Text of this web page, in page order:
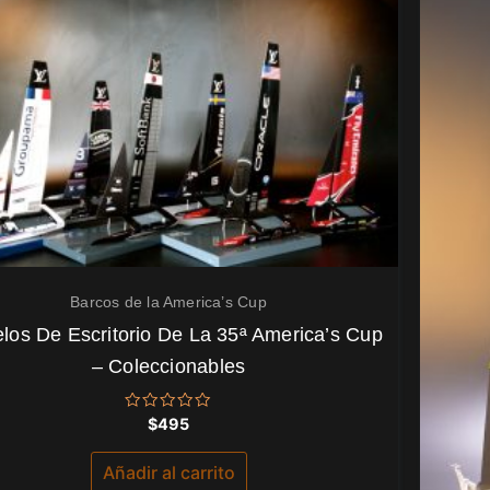
Barcos de la America’s Cup
De Escritorio De La 35ª America’s Cup
– Coleccionables
Valorado
con
0
de
5
$495
Añadir al carrito